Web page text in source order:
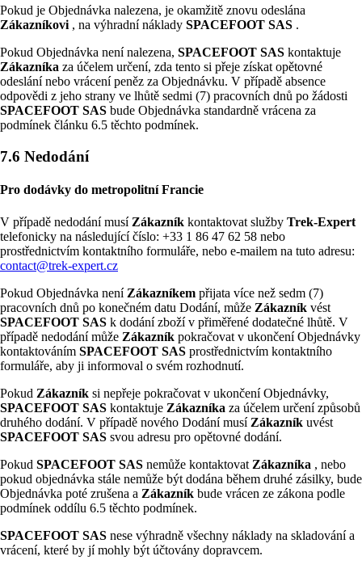
Pokud je Objednávka nalezena, je okamžitě znovu odeslána
Zákazníkovi , na výhradní náklady SPACEFOOT SAS .
Pokud Objednávka není nalezena, SPACEFOOT SAS kontaktuje
Zákazníka za účelem určení, zda tento si přeje získat opětovné
odeslání nebo vrácení peněz za Objednávku. V případě absence
odpovědi z jeho strany ve lhůtě sedmi (7) pracovních dnů po žádosti
SPACEFOOT SAS bude Objednávka standardně vrácena za
podmínek článku 6.5 těchto podmínek.
7.6 Nedodání
Pro dodávky do metropolitní Francie
V případě nedodání musí Zákazník kontaktovat služby Trek-Expert
telefonicky na následující číslo: +33 1 86 47 62 58 nebo
prostřednictvím kontaktního formuláře, nebo e-mailem na tuto adresu:
contact@trek-expert.cz
Pokud Objednávka není Zákazníkem přijata více než sedm (7)
pracovních dnů po konečném datu Dodání, může Zákazník vést
SPACEFOOT SAS k dodání zboží v přiměřené dodatečné lhůtě. V
případě nedodání může Zákazník pokračovat v ukončení Objednávky
kontaktováním SPACEFOOT SAS prostřednictvím kontaktního
formuláře, aby ji informoval o svém rozhodnutí.
Pokud Zákazník si nepřeje pokračovat v ukončení Objednávky,
SPACEFOOT SAS kontaktuje Zákazníka za účelem určení způsobů
druhého dodání. V případě nového Dodání musí Zákazník uvést
SPACEFOOT SAS svou adresu pro opětovné dodání.
Pokud SPACEFOOT SAS nemůže kontaktovat Zákazníka , nebo
pokud objednávka stále nemůže být dodána během druhé zásilky, bude
Objednávka poté zrušena a Zákazník bude vrácen ze zákona podle
podmínek oddílu 6.5 těchto podmínek.
SPACEFOOT SAS nese výhradně všechny náklady na skladování a
vrácení, které by jí mohly být účtovány dopravcem.